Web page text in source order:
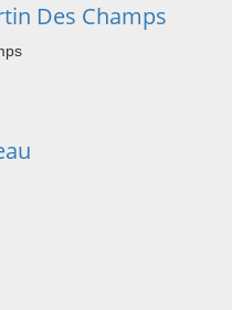
Des Champs